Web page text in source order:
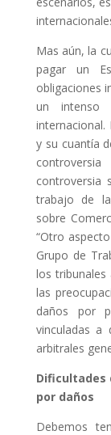
Mas aún, la
pagar un
obligaciones
un intenso
y su cuantía
controversia
trabajo de
sobre
“Otro
Grupo de
los tribunales
las
daños por
vinculadas a
arbitrales
Dificultades
por daños
Debemos